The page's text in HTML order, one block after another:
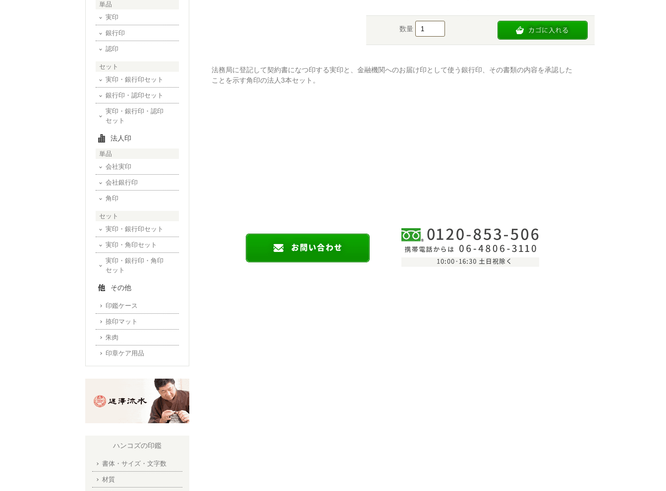
数量
法務局に登記して契約書になつ印する実印と、金融機関へのお届け印として使う銀行印、その書類の内容を承認した
ことを示す角印の法人3本セット。
単品
実印
銀行印
認印
セット
実印・銀行印セット
銀行印・認印セット
実印・銀行印・認印
セット
法人印
単品
会社実印
会社銀行印
角印
セット
実印・銀行印セット
実印・角印セット
実印・銀行印・角印
セット
その他
印鑑ケース
捺印マット
朱肉
印章ケア用品
ハンコズの印鑑
書体・サイズ・文字数
材質